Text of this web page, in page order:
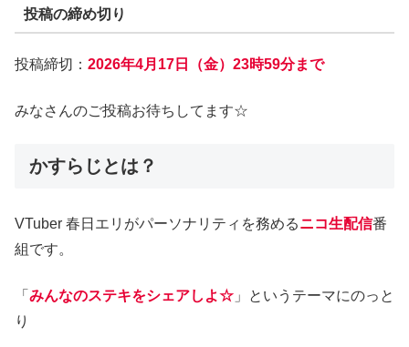
投稿の締め切り
投稿締切： 2026年4月17日（金）23時59分まで
みなさんのご投稿お待ちしてます☆
かすらじとは？
VTuber 春日エリがパーソナリティを務めるニコ生配信番
組です。
「 みんなのステキをシェアしよ☆ 」というテーマにのっと
り